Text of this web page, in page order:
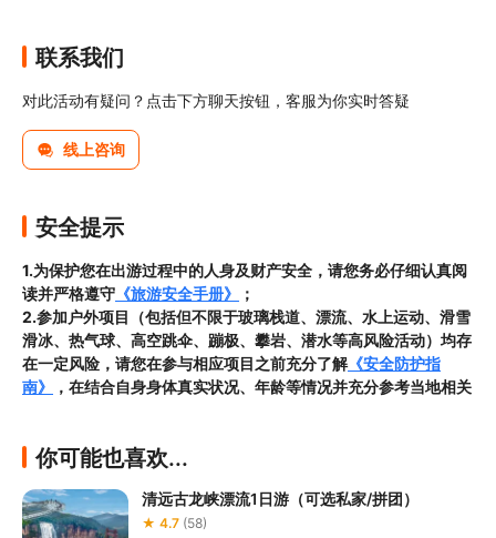
联系我们
对此活动有疑问？点击下方聊天按钮，客服为你实时答疑
线上咨询
安全提示
1.为保护您在出游过程中的人身及财产安全，请您务必仔细认真阅
读并严格遵守 《旅游安全手册》
；
2.参加户外项目（包括但不限于玻璃栈道、漂流、水上运动、滑雪
滑冰、热气球、高空跳伞、蹦极、攀岩、潜水等高风险活动）均存
在一定风险，请您在参与相应项目之前充分了解《安全防护指
南》
，在结合自身身体真实状况、年龄等情况并充分参考当地相关
患者及严重恐高、体质较弱的游客参加本产品内包含的项目，
给旅行社造成损失的，还需对旅行社进行全额赔偿；
4.因本产品内可能包含多个旅游项目，请您在
你可能也喜欢...
清远古龙峡漂流1日游（可选私家/拼团）
★ 4.7 (58)